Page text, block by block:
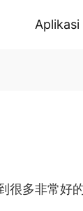
很多非常好